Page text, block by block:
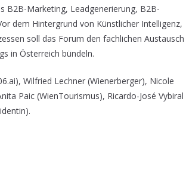
B2B-Marketing, Leadgenerierung, B2B-
dem Hintergrund von Künstlicher Intelligenz,
soll das Forum den fachlichen Austausch
in Österreich bündeln.
Wilfried Lechner (Wienerberger), Nicole
Paic (WienTourismus), Ricardo-José Vybiral